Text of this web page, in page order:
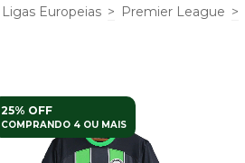
Ligas Europeias > Premier League >
25% OFF
COMPRANDO 4 OU MAIS